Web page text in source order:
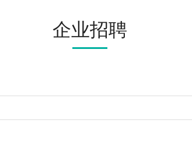
企业招聘